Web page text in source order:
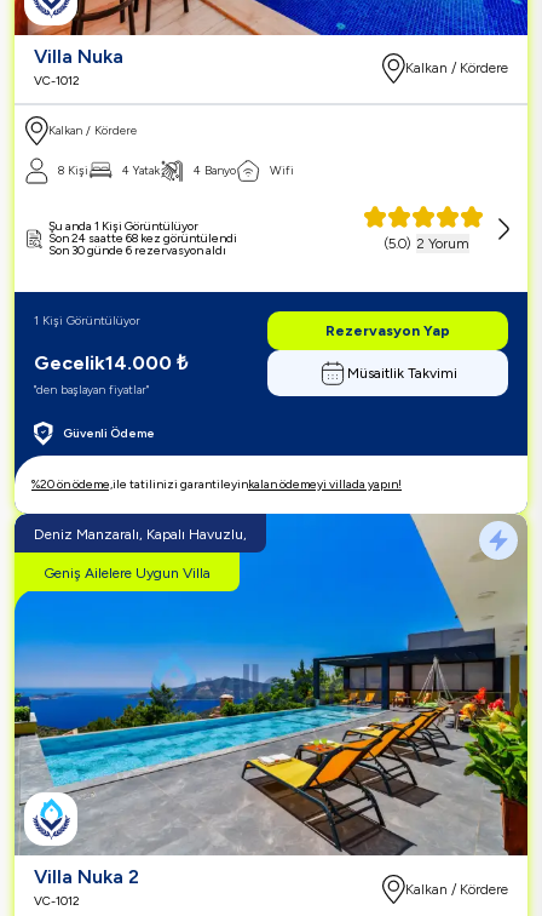
Villa Nuka
VC-1012
Kalkan / Kördere
Kalkan / Kördere
8 Kişi 4 Yatak 4 Banyo Wifi
(5.0) 2 Yorum
Şu anda 1 Kişi Görüntülüyor
Son 24 saatte 68 kez görüntülendi
Son 30 günde 6 rezervasyon aldı
Güvenli Ödeme
Gecelik14.000 ₺
"den başlayan fiyatlar"
1 Kişi Görüntülüyor
Rezervasyon Yap
Müsaitlik Takvimi
%20 ön ödeme,ile tatilinizi garantileyinkalan ödemeyi villada yapın!
Deniz Manzaralı, Kapalı Havuzlu,
Geniş Ailelere Uygun Villa
Villa Nuka 2
VC-1012
Kalkan / Kördere